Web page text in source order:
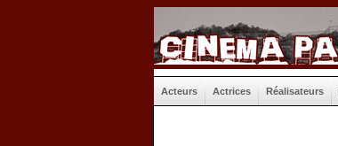
Acteurs Actrices Réalisateurs